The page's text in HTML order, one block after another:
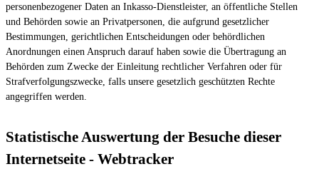
personenbezogener Daten an Inkasso-Dienstleister, an öffentliche Stellen
und Behörden sowie an Privatpersonen, die aufgrund gesetzlicher
Bestimmungen, gerichtlichen Entscheidungen oder behördlichen
Anordnungen einen Anspruch darauf haben sowie die Übertragung an
Behörden zum Zwecke der Einleitung rechtlicher Verfahren oder für
Strafverfolgungszwecke, falls unsere gesetzlich geschützten Rechte
angegriffen werden.
Statistische Auswertung der Besuche dieser
Internetseite - Webtracker